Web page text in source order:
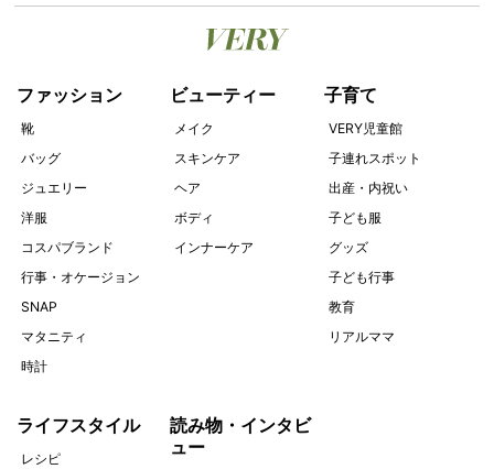
ファッション
靴
バッグ
ジュエリー
洋服
コスパブランド
行事・オケージョン
SNAP
マタニティ
時計
ビューティー
メイク
スキンケア
ヘア
ボディ
インナーケア
子育て
VERY児童館
子連れスポット
出産・内祝い
子ども服
グッズ
子ども行事
教育
リアルママ
ライフスタイル
レシピ
読み物・インタビ
ュー